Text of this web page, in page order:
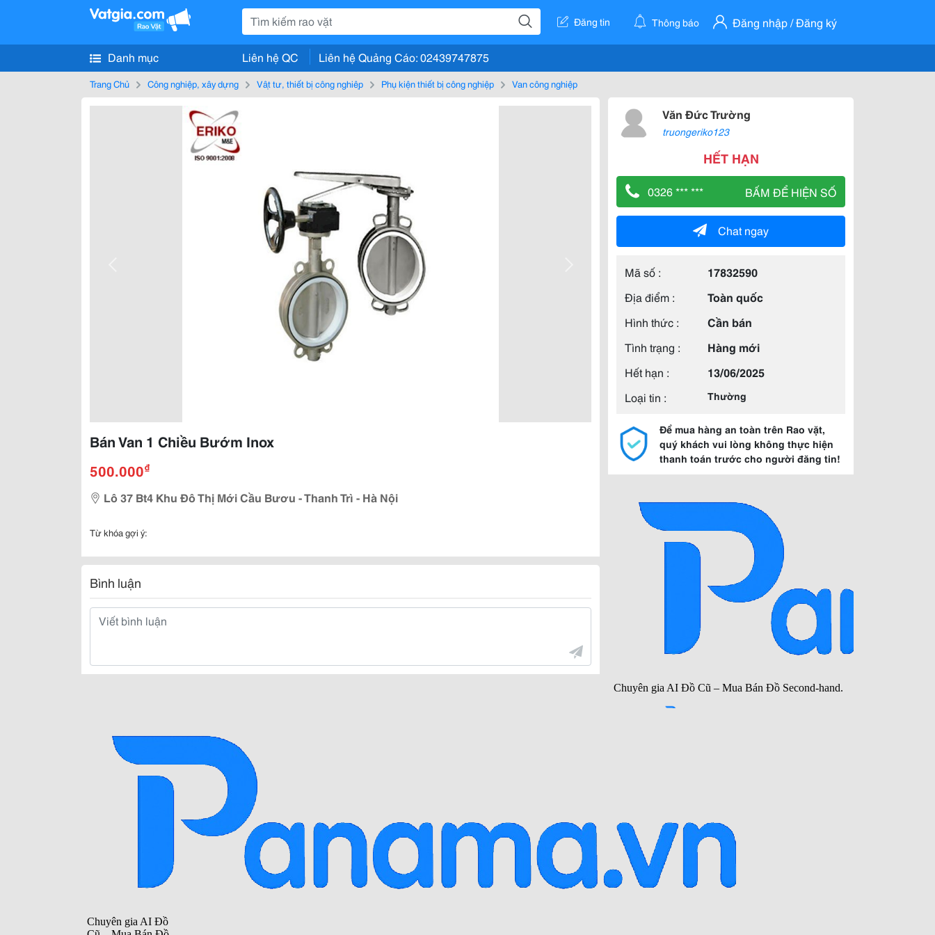
Đăng tin Thông báo Đăng nhập / Đăng ký
Danh mục Liên hệ QC Liên hệ Quảng Cáo: 02439747875
Trang Chủ Công nghiệp, xây dựng Vật tư, thiết bị công nghiệp Phụ kiện thiết bị công nghiệp Van công nghiệp
Bán Van 1 Chiều Bướm Inox
500.000₫
Lô 37 Bt4 Khu Đô Thị Mới Cầu Bươu - Thanh Trì - Hà Nội
Từ khóa gợi ý:
Bình luận
Văn Đức Trường
truongeriko123
HẾT HẠN
0326 *** *** BẤM ĐỂ HIỆN SỐ
Chat ngay
Mã số :
17832590
Địa điểm :
Toàn quốc
Hình thức :
Cần bán
Tình trạng :
Hàng mới
Hết hạn :
13/06/2025
Loại tin :
Thường
Để mua hàng an toàn trên Rao vặt,
quý khách vui lòng không thực hiện
thanh toán trước cho người đăng tin!